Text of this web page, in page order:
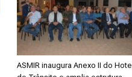
ASMIR inaugura Anexo II do Hotel